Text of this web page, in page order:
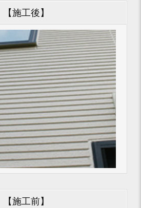
【施工後】
【施工前】